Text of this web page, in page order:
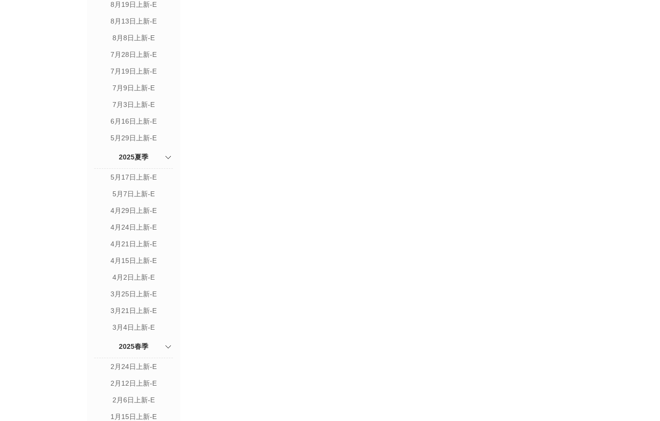
8月19日上新-E
8月13日上新-E
8月8日上新-E
7月28日上新-E
7月19日上新-E
7月9日上新-E
7月3日上新-E
6月16日上新-E
5月29日上新-E
2025夏季
5月17日上新-E
5月7日上新-E
4月29日上新-E
4月24日上新-E
4月21日上新-E
4月15日上新-E
4月2日上新-E
3月25日上新-E
3月21日上新-E
3月4日上新-E
2025春季
2月24日上新-E
2月12日上新-E
2月6日上新-E
1月15日上新-E